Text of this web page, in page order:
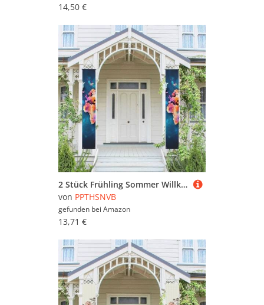
14,50 €
2 Stück Frühling Sommer Willkommen Veranda Banner Hängende Flagge Veranda Schild für Haustür Wand Veranda Banner Abstrakte Weltkarte Willkommen Tür Hängende Banner Wand Hintergrund Urlaub Dekoration
von PPTHSNVB
gefunden bei Amazon
13,71 €